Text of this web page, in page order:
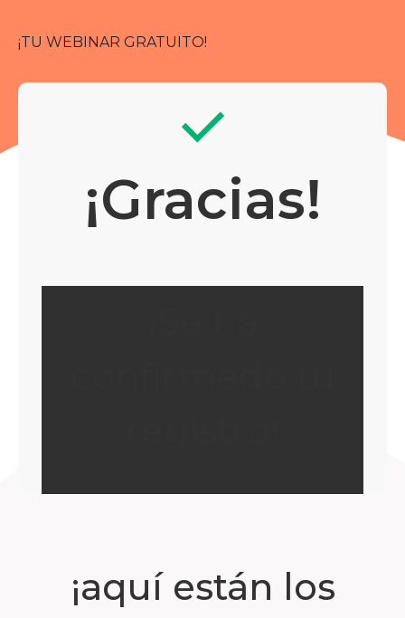
¡TU WEBINAR GRATUITO!
¡Gracias!
¡aquí están los